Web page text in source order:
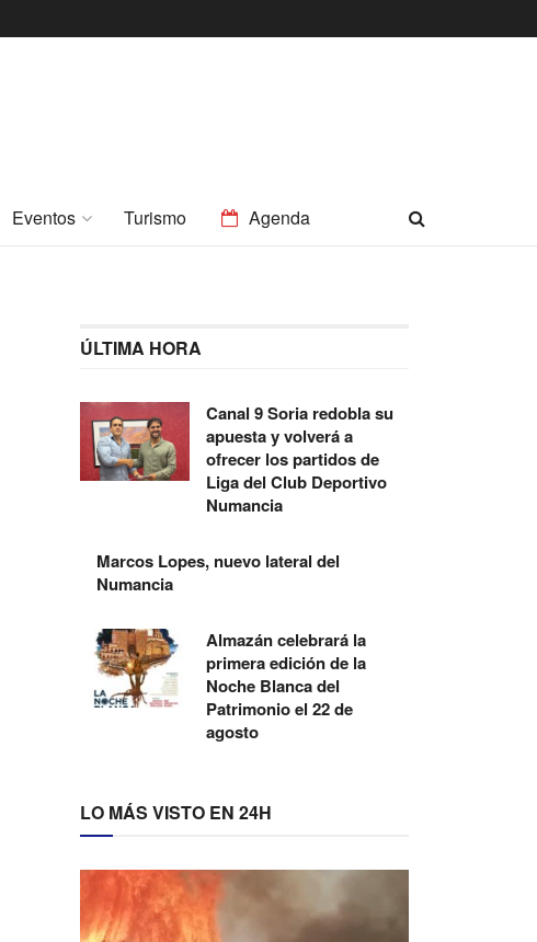
Eventos Turismo Agenda
ÚLTIMA HORA
Canal 9 Soria redobla su
apuesta y volverá a
ofrecer los partidos de
Liga del Club Deportivo
Numancia
Marcos Lopes, nuevo lateral del
Numancia
Almazán celebrará la
primera edición de la
Noche Blanca del
Patrimonio el 22 de
agosto
LO MÁS VISTO EN 24H